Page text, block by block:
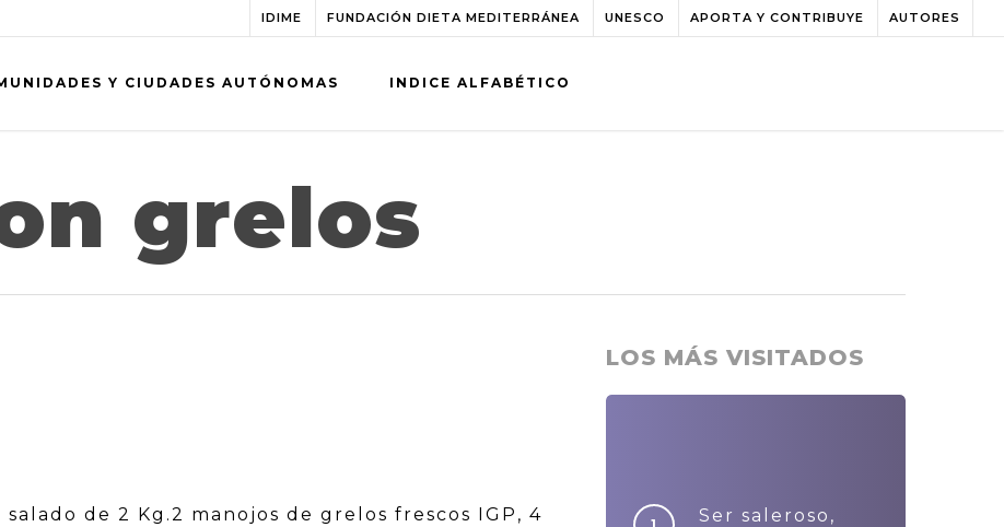
IDIME FUNDACIÓN DIETA MEDITERRÁNEA UNESCO APORTA Y CONTRIBUYE AUTORES
Y CIUDADES AUTÓNOMAS INDICE ALFABÉTICO
grelos
de 2 Kg.2 manojos de grelos frescos IGP, 4
LOS MÁS VISITADOS
Ser saleroso,